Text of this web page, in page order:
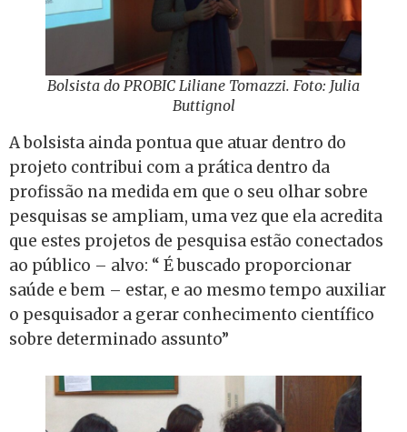
Bolsista do PROBIC Liliane Tomazzi. Foto: Julia
Buttignol
A bolsista ainda pontua que atuar dentro do
projeto contribui com a prática dentro da
profissão na medida em que o seu olhar sobre
pesquisas se ampliam, uma vez que ela acredita
que estes projetos de pesquisa estão conectados
ao público – alvo: “ É buscado proporcionar
saúde e bem – estar, e ao mesmo tempo auxiliar
o pesquisador a gerar conhecimento científico
sobre determinado assunto”